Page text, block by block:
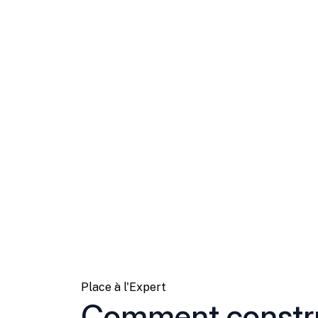
Place à l'Expert